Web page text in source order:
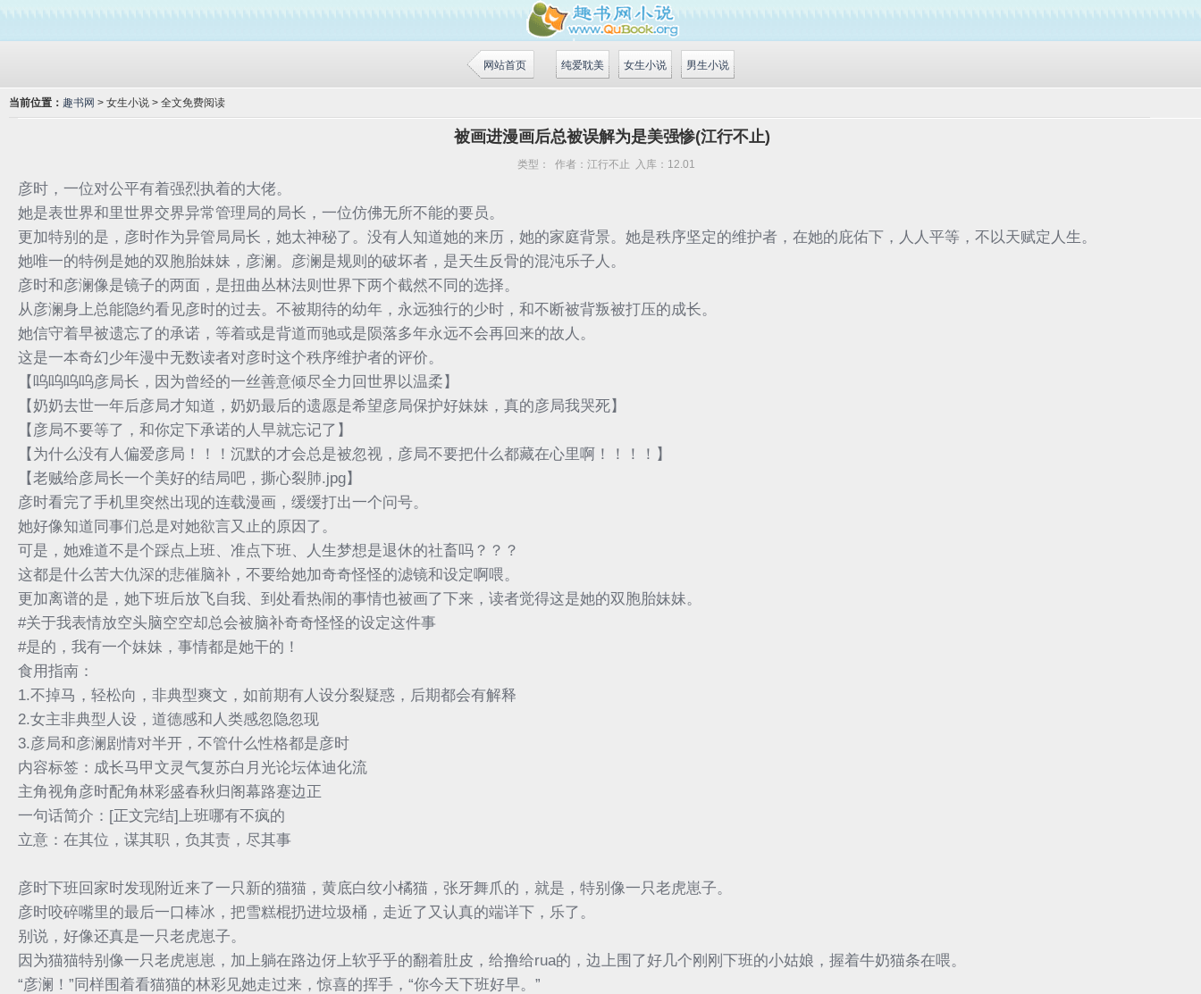
网站首页 男生小说
女生小说
纯爱耽美
当前位置： 趣书网 > 女生小说 > 全文免费阅读
被画进漫画后总被误解为是美强惨(江行不止)
类型： 作者：江行不止 入库： 12.01
彦时，一位对公平有着强烈执着的大佬。
她是表世界和里世界交界异常管理局的局长，一位仿佛无所不能的要员。
更加特别的是，彦时作为异管局局长，她太神秘了。没有人知道她的来历，她的家庭背景。她是秩序坚定的维护者，在她的庇佑下，人人平等，不以天赋定人生。
她唯一的特例是她的双胞胎妹妹，彦澜。彦澜是规则的破坏者，是天生反骨的混沌乐子人。
彦时和彦澜像是镜子的两面，是扭曲丛林法则世界下两个截然不同的选择。
从彦澜身上总能隐约看见彦时的过去。不被期待的幼年，永远独行的少时，和不断被背叛被打压的成长。
她信守着早被遗忘了的承诺，等着或是背道而驰或是陨落多年永远不会再回来的故人。
这是一本奇幻少年漫中无数读者对彦时这个秩序维护者的评价。
【呜呜呜呜彦局长，因为曾经的一丝善意倾尽全力回世界以温柔】
【奶奶去世一年后彦局才知道，奶奶最后的遗愿是希望彦局保护好妹妹，真的彦局我哭死】
【彦局不要等了，和你定下承诺的人早就忘记了】
【为什么没有人偏爱彦局！！！沉默的才会总是被忽视，彦局不要把什么都藏在心里啊！！！！】
【老贼给彦局长一个美好的结局吧，撕心裂肺.jpg】
彦时看完了手机里突然出现的连载漫画，缓缓打出一个问号。
她好像知道同事们总是对她欲言又止的原因了。
可是，她难道不是个踩点上班、准点下班、人生梦想是退休的社畜吗？？？
这都是什么苦大仇深的悲催脑补，不要给她加奇奇怪怪的滤镜和设定啊喂。
更加离谱的是，她下班后放飞自我、到处看热闹的事情也被画了下来，读者觉得这是她的双胞胎妹妹。
#关于我表情放空头脑空空却总会被脑补奇奇怪怪的设定这件事
#是的，我有一个妹妹，事情都是她干的！
食用指南：
1.不掉马，轻松向，非典型爽文，如前期有人设分裂疑惑，后期都会有解释
2.女主非典型人设，道德感和人类感忽隐忽现
3.彦局和彦澜剧情对半开，不管什么性格都是彦时
内容标签：成长马甲文灵气复苏白月光论坛体迪化流
主角视角彦时配角林彩盛春秋归阁幕路蹇边正
一句话简介：[正文完结]上班哪有不疯的
立意：在其位，谋其职，负其责，尽其事
彦时下班回家时发现附近来了一只新的猫猫，黄底白纹小橘猫，张牙舞爪的，就是，特别像一只老虎崽子。
彦时咬碎嘴里的最后一口棒冰，把雪糕棍扔进垃圾桶，走近了又认真的端详下，乐了。
别说，好像还真是一只老虎崽子。
因为猫猫特别像一只老虎崽崽，加上躺在路边伢上软乎乎的翻着肚皮，给撸给rua的，边上围了好几个刚刚下班的小姑娘，握着牛奶猫条在喂。
“彦澜！”同样围着看猫猫的林彩见她走过来，惊喜的挥手，“你今天下班好早。”